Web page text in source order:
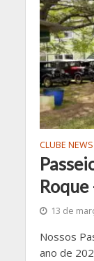
CLUBE NEWS
13 de
Nossos
ano de